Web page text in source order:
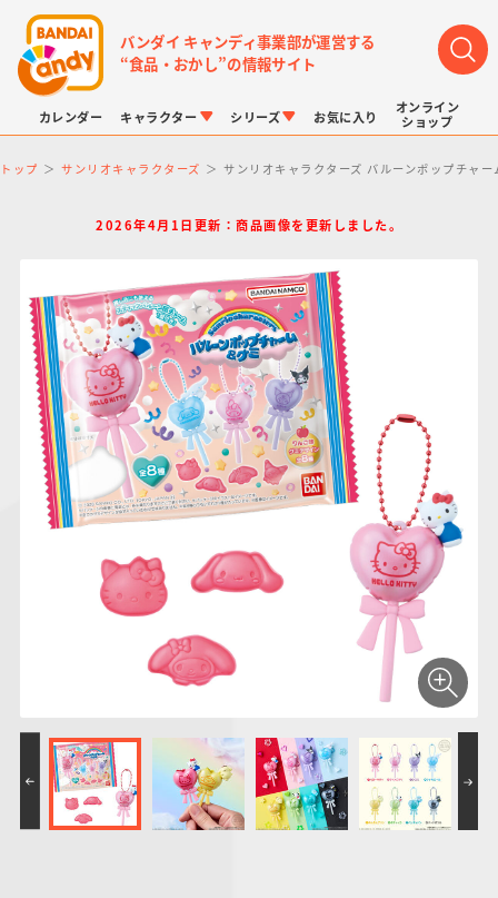
バンダイ キャンディ事業部が運営する
“食品・おかし”の情報サイト
カレンダー キャラクター
LINK TRAVELERS
仮面ライダーシリー
ズ
スーパー戦隊シリー
ズ
プリキュアシリーズ
ガンダムシリーズ
ドラゴンボール
アンパンマン
ーズ
たまご
シリーズ
チョコボックス
キャラパキ
チョコサプ
にふぉるめーしょん
ポケモンキッズ
ポケモンスケールワ
ールド
わ
お気に入り
オンライン
ショップ
トップ サンリオキャラクターズ サンリオキャラクターズ バルーンポップチャ
2026年4月1日更新：商品画像を更新しました。